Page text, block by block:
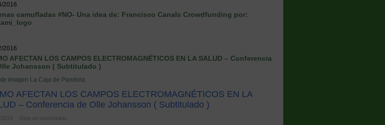
2016
camufladas #NO- Una idea de: Francisco Canals Crowdfunding por:
2016
AFECTAN LOS CAMPOS ELECTROMAGNÉTICOS EN LA SALUD – Conferencia
Johansson ( Subtitulado )
imagen La Caja de Pandora.
AFECTAN LOS CAMPOS ELECTROMAGNÉTICOS EN LA
– Conferencia de Olle Johansson ( Subtitulado )
Deja un comentario